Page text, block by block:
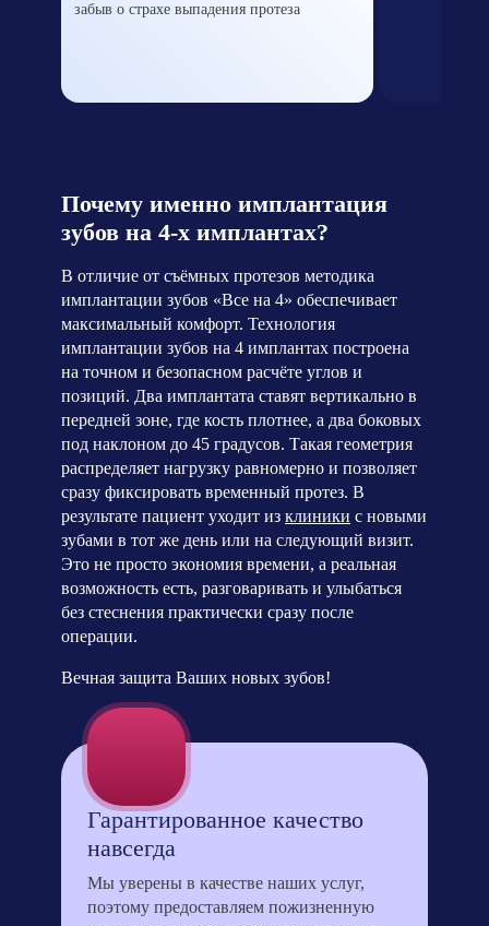
забыв о страхе выпадения протеза
Почему именно имплантация
зубов на 4-х имплантах?
В отличие от съёмных протезов методика
имплантации зубов «Все на 4» обеспечивает
максимальный комфорт. Технология
имплантации зубов на 4 имплантах построена
на точном и безопасном расчёте углов и
позиций. Два имплантата ставят вертикально в
передней зоне, где кость плотнее, а два боковых
под наклоном до 45 градусов. Такая геометрия
распределяет нагрузку равномерно и позволяет
сразу фиксировать временный протез. В
результате пациент уходит из клиники с новыми
зубами в тот же день или на следующий визит.
Это не просто экономия времени, а реальная
возможность есть, разговаривать и улыбаться
без стеснения практически сразу после
операции.
Вечная защита Ваших новых зубов!
Гарантированное качество
навсегда
Мы уверены в качестве наших услуг,
поэтому предоставляем пожизненную